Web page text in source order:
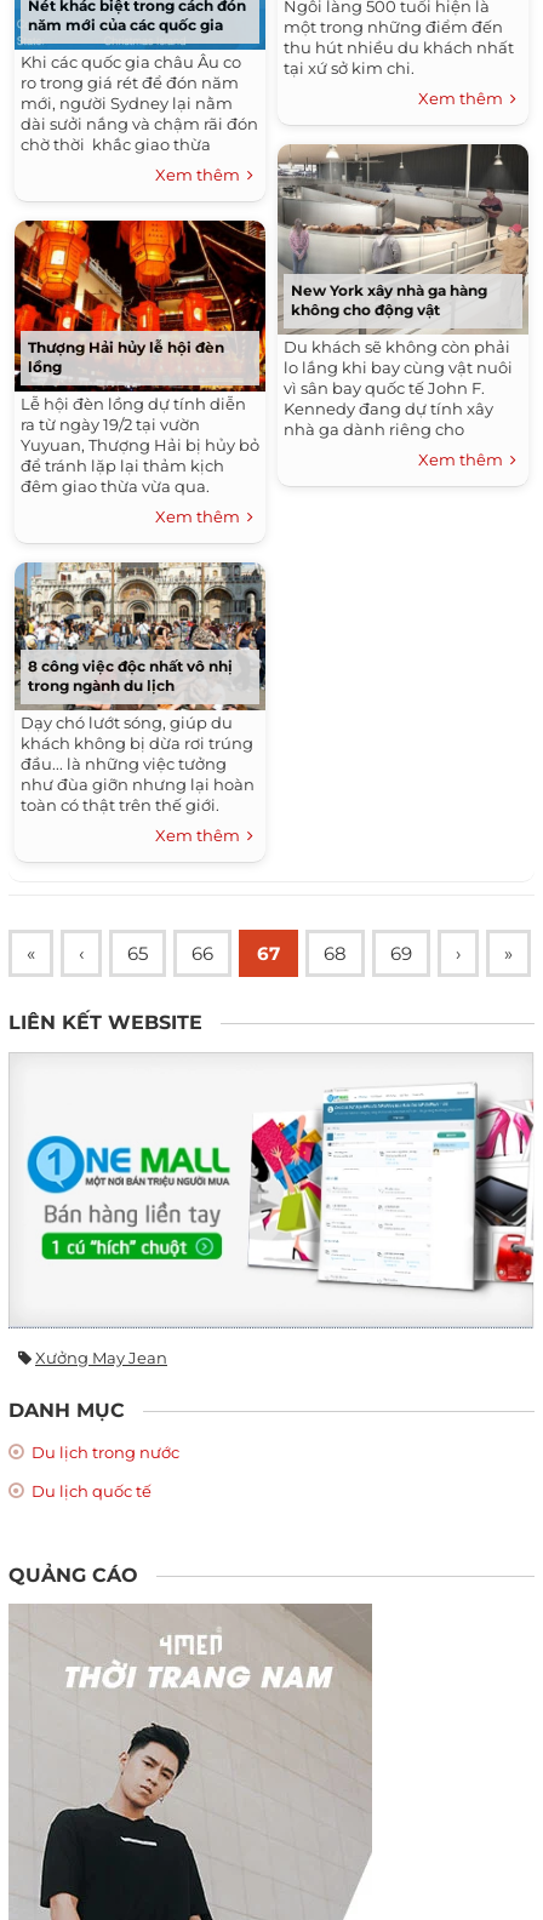
Nét khác biệt trong cách đón
năm mới của các quốc gia
Khi các quốc gia châu Âu co
ro trong giá rét để đón năm
mới, người Sydney lại nằm
dài sưởi nắng và chậm rãi đón
chờ thời khắc giao thừa
Xem thêm
Thượng Hải hủy lễ hội đèn
lồng
Lễ hội đèn lồng dự tính diễn
ra từ ngày 19/2 tại vườn
Yuyuan, Thượng Hải bị hủy bỏ
để tránh lặp lại thảm kịch
đêm giao thừa vừa qua.
Xem thêm
8 công việc độc nhất vô nhị
trong ngành du lịch
Dạy chó lướt sóng, giúp du
khách không bị dừa rơi trúng
đầu... là những việc tưởng
như đùa giỡn nhưng lại hoàn
toàn có thật trên thế giới.
Xem thêm
Ngôi làng 500 tuổi hiện là
một trong những điểm đến
thu hút nhiều du khách nhất
tại xứ sở kim chi.
Xem thêm
New York xây nhà ga hàng
không cho động vật
Du khách sẽ không còn phải
lo lắng khi bay cùng vật nuôi
vì sân bay quốc tế John F.
Kennedy đang dự tính xây
nhà ga dành riêng cho
Xem thêm
« ‹ 65 66 67 68 69 › »
LIÊN KẾT WEBSITE
Xưởng May Jean
DANH MỤC
Du lịch trong nước
Du lịch quốc tế
QUẢNG CÁO